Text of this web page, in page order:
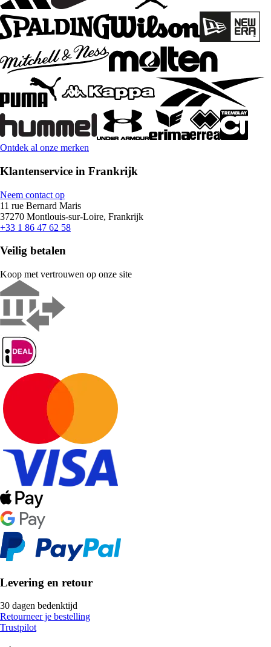
Ontdek al onze merken
Klantenservice in Frankrijk
Neem contact op
11 rue Bernard Maris
37270 Montlouis-sur-Loire, Frankrijk
+33 1 86 47 62 58
Veilig betalen
Koop met vertrouwen op onze site
Levering en retour
30 dagen bedenktijd
Retourneer je bestelling
Trustpilot